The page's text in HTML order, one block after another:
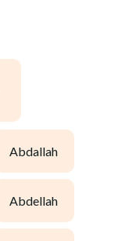
abdallah
abdellah